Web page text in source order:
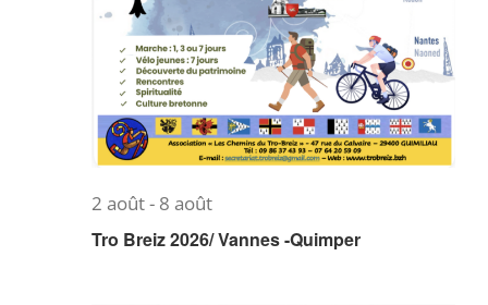
2 août- 8 août
Tro Breiz 2026/ Vannes -Quimper